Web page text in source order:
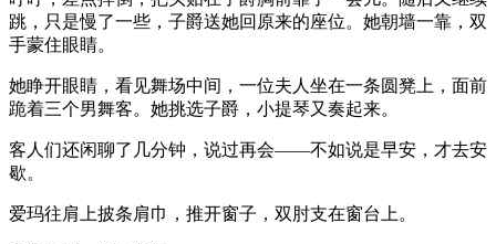
跳，只是慢了一些，子爵送她回原来的座位。她朝墙一靠，双
手蒙住眼睛。
她睁开眼睛，看见舞场中间，一位夫人坐在一条圆凳上，面前
跪着三个男舞客。她挑选子爵，小提琴又奏起来。
客人们还闲聊了几分钟，说过再会——不如说是早安，才去安
歇。
爱玛往肩上披条肩巾，推开窗子，双肘支在窗台上。